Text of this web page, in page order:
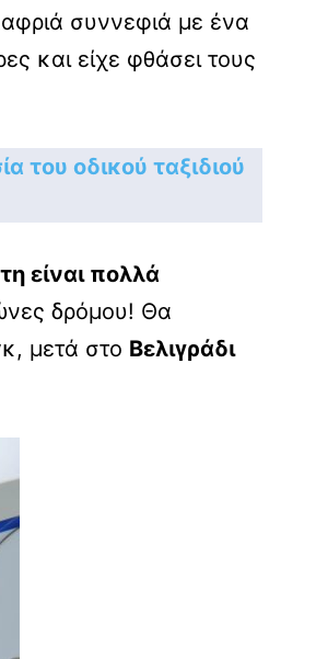
συννεφιά με ένα
και είχε φθάσει τους
του οδικού ταξιδιού
είναι πολλά
δρόμου! Θα
μετά στο Βελιγράδι